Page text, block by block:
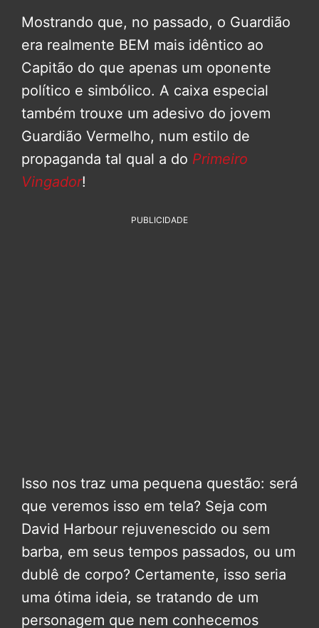
Mostrando que, no passado, o Guardião
era realmente BEM mais idêntico ao
Capitão do que apenas um oponente
político e simbólico. A caixa especial
também trouxe um adesivo do jovem
Guardião Vermelho, num estilo de
propaganda tal qual a do Primeiro
Vingador!
PUBLICIDADE
Isso nos traz uma pequena questão: será
que veremos isso em tela? Seja com
David Harbour rejuvenescido ou sem
barba, em seus tempos passados, ou um
dublê de corpo? Certamente, isso seria
uma ótima ideia, se tratando de um
personagem que nem conhecemos